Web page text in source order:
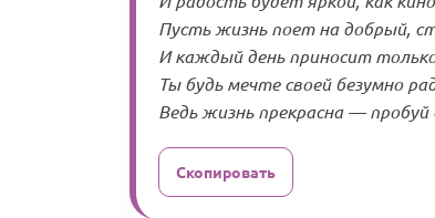
Пусть жизнь поет на добрый,
И каждый день приносит
Ты будь мечте своей безумно
Ведь жизнь прекрасна — пробуй
Скопировать